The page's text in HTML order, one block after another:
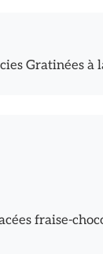
Gratinées à
fraise-